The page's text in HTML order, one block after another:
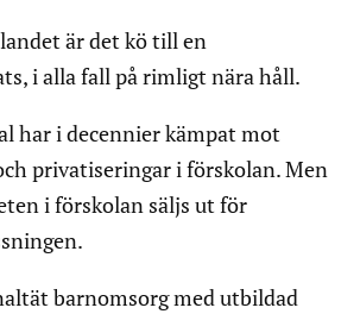
är det kö till en
i alla fall på rimligt nära håll.
har i decennier kämpat mot
privatiseringar i förskolan. Men
i förskolan säljs ut för
barnomsorg med utbildad